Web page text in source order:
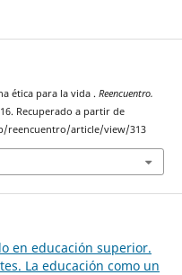
ética para la vida . Reencuentro.
Recuperado a partir de
reencuentro/article/view/313
en educación superior.
La educación como un